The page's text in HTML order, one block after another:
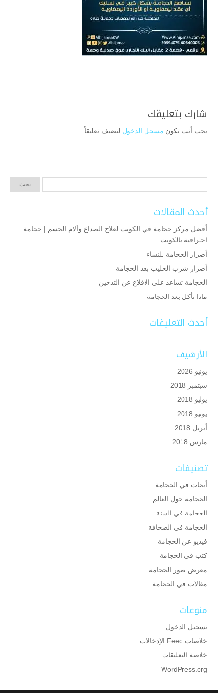
شارك بتعليقك
يجب أنت تكون مسجل الدخول لتضيف تعليقاً.
أحدث المقالات
أفضل مركز حجامة في الكويت لعلاج الصداع وآلام الجسم | حجامة
احترافية بالكويت
أضرار الحجامة للنساء
أضرار شرب الحليب بعد الحجامة
الحجامة تساعد على الاقلاع عن التدخين
ماذا نأكل بعد الحجامة
أحدث التعليقات
الأرشيف
يونيو 2026
سبتمبر 2018
يوليو 2018
يونيو 2018
أبريل 2018
مارس 2018
تصنيفات
أبحاث في الحجامة
الحجامة حول العالم
الحجامة في السنة
الحجامة في الصحافة
فيديو عن الحجامة
كتب في الحجامة
معرض صور الحجامة
مقالات في الحجامة
منوعات
تسجيل الدخول
خلاصات Feed الإدخالات
خلاصة التعليقات
WordPress.org